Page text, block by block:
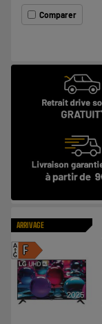
Comparer
ARRIVAGE
F
A
G